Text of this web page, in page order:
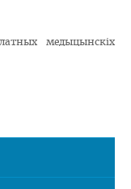
медыцынскіх